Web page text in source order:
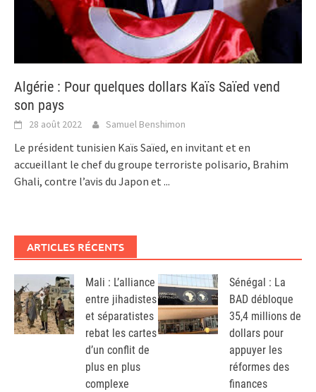
Algérie : Pour quelques dollars Kaïs Saïed vend
son pays
28 août 2022 Samuel Benshimon
Le président tunisien Kaïs Saïed, en invitant et en
accueillant le chef du groupe terroriste polisario, Brahim
Ghali, contre l’avis du Japon et ...
ARTICLES RÉCENTS
Mali : L’alliance
entre jihadistes
et séparatistes
rebat les cartes
d’un conflit de
plus en plus
complexe
Sénégal : La
BAD débloque
35,4 millions de
dollars pour
appuyer les
réformes des
finances